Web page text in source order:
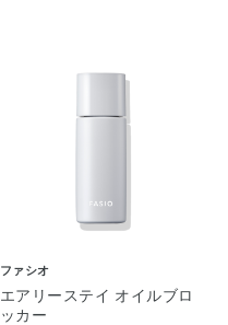
ファシオ
エアリーステイ オイルブロ
ッカー